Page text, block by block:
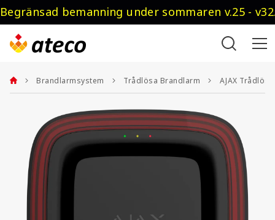
Begränsad bemanning under sommaren v.25 -
Brandlarmsystem Trådlösa Brandlarm AJAX